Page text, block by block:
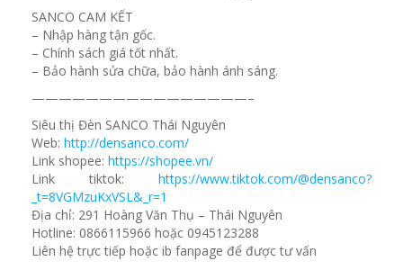
SANCO CAM KẾT
– Nhập hàng tận gốc.
– Chính sách giá tốt nhất.
– Bảo hành sửa chữa, bảo hành ánh sáng.
————————————————–
Siêu thị Đèn SANCO Thái Nguyên
Web: http://densanco.com/
Link shopee: https://shopee.vn/
Link tiktok: https://www.tiktok.com/@densanco?
_t=8VGMzuKxVSL&_r=1
Địa chỉ: 291 Hoàng Văn Thụ – Thái Nguyên
Hotline: 0866115966 hoặc 0945123288
Liên hệ trực tiếp hoặc ib fanpage để được tư vấn